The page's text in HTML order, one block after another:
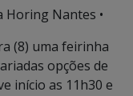
Horing Nantes •
(8) uma feirinha
opções de
início as 11h30 e